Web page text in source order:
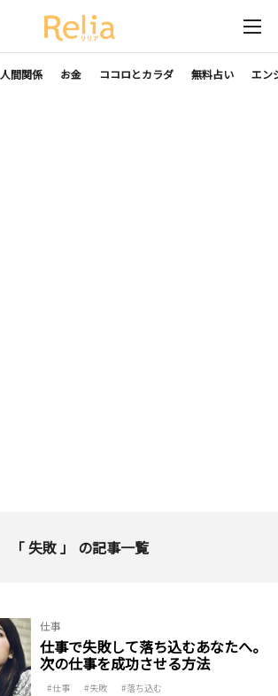
人間関係 お金 ココロとカラダ 無料占い エン
「 失敗 」 の記事一覧
仕事
仕事で失敗して落ち込むあなたへ。
次の仕事を成功させる方法
仕事 失敗 落ち込む